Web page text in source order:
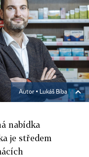
Autor ▪ Lukáš Bíba
nabídka
je středem